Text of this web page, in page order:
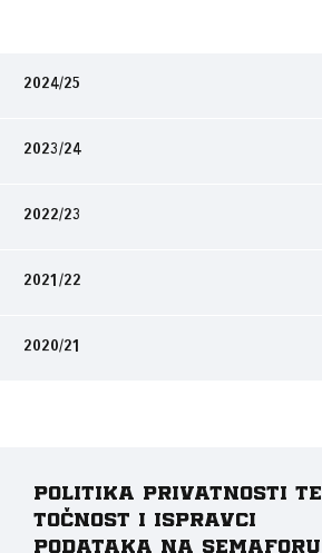
2024/25
2023/24
2022/23
2021/22
2020/21
Politika privatnosti te
točnost i ispravci
podataka na Semaforu